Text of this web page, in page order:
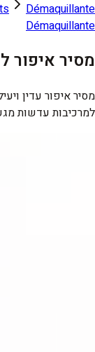
Démaquillante
Démaquillante
מסיר איפור
מסיר איפור עדין
למרכיבות עדשות